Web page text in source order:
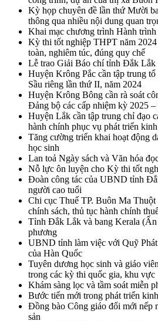
Kỳ họp chuyên đề lần thứ Mười
thông qua nhiều nội dung quan
Khai mạc chương trình Hành trình
Kỳ thi tốt nghiệp THPT năm
toàn, nghiêm túc, đúng quy chế
Lễ trao Giải Báo chí tỉnh Đắk Lắk
Huyện Krông Pắc cần tập trung
Sầu riêng lần thứ II, năm 2024
Huyện Krông Bông cần rà soát
Đảng bộ các cấp nhiệm kỳ 2025 –
Huyện Lắk cần tập trung chỉ đạo
hành chính phục vụ phát triển
Tăng cường triển khai hoạt động
học sinh
Lan toả Ngày sách và Văn hóa
Nỗ lực ôn luyện cho Kỳ thi tốt
Đoàn công tác của UBND tỉnh
người cao tuổi
Chi cục Thuế TP. Buôn Ma
chính sách, thủ tục hành chính
Tỉnh Đắk Lắk và bang Kerala
phương
UBND tỉnh làm việc với Quỹ
của Hàn Quốc
Tuyên dương học sinh và giáo
trong các kỳ thi quốc gia, khu vực
Khám sàng lọc và tầm soát miễn
Bước tiến mới trong phát triển
Đồng bào Công giáo đổi mới nếp
sản